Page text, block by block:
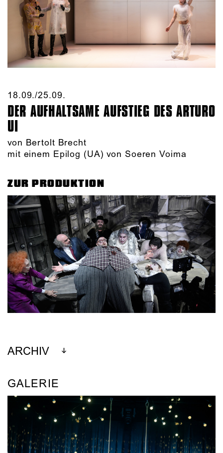
18.09./​25.09.​
DER AUFHALTSAME AUFSTIEG DES ARTURO
UI
von Bertolt Brecht
mit einem Epilog (UA) von Soeren Voima
ZUR PRODUKTION
ARCHIV
GALERIE